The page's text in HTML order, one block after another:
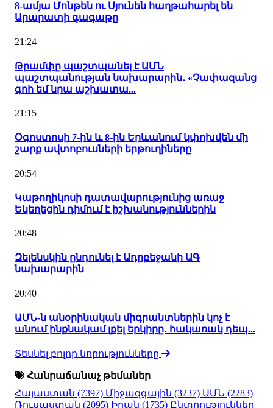
8-ամյա Մոնթեն ու Սյունեն հաղթահարել են
Արարատի գագաթը
21:24
Թրամփը պաշտպանել է ԱՄՆ
պաշտպանության նախարարին․ «Չափազանց
գոհ եմ նրա աշխատա...
21:15
Օգոստոսի 7-ին և 8-ին Երևանում կփոխվեն մի
շարք ավտոբուսների երթուղիները
20:54
Կաթողիկոսի դատավարությունից առաջ
Եկեղեցին դիմում է իշխանություններին
20:48
Զելենսկին ընդունել է Ադրբեջանի ԱԳ
նախարարին
20:40
ԱՄՆ-ն անօրինական միգրանտներին կոչ է
անում ինքնակամ լքել երկիրը․ հակառակ դեպ...
Տեսնել բոլոր նորությունները
Հանրաճանաչ թեմաներ
Հայաստան (7397) Միջազգային (3237) ԱՄՆ (2283)
Ռուսաստան (2095) Իրան (1735) Ընտրություններ